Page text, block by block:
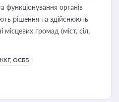
функціонування органів
рішення та здійснюють
місцевих громад (міст, сіл,
ОСББ